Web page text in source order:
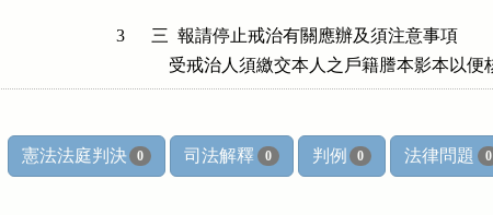
3
三  報請停止戒治有關應辦及須注意事項
憲法法庭判決 0 司法解釋 0 判例 0 法律問題 0